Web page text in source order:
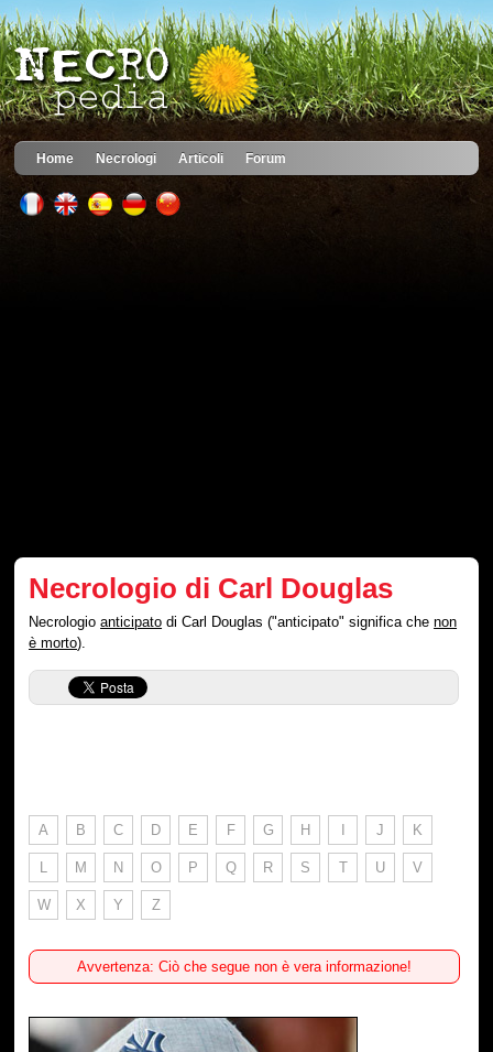
Home Necrologi Articoli Forum
Necrologio di Carl Douglas
Necrologioanticipato di Carl Douglas ("anticipato" significa chenon
è morto).
A B C D E F G H I J K
L M N O P Q R S T U V
W X Y Z
Avvertenza: Ciò che segue non è vera informazione!